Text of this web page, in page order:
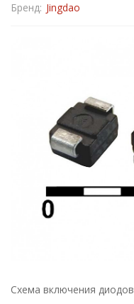
Бренд: Jingdao
Схема включения диодов